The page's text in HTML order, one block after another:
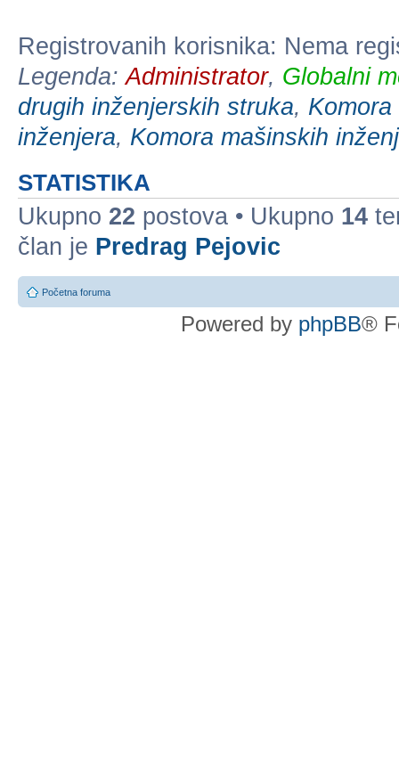
Registrovanih korisnika: Nema
Legenda:Administrator, Globalni
drugih inženjerskih struka,
inženjera, Komora mašinskih
STATISTIKA
Ukupno 22 postova • Ukupno 14
član je Predrag Pejovic
Početna foruma
Powered by phpBB®